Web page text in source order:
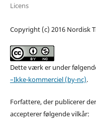
Licens
Copyright (c) 2016 Nordisk
Dette værk er under
–Ikke-kommerciel (by-nc).
Forfattere, der publicerer
accepterer følgende vilkår: